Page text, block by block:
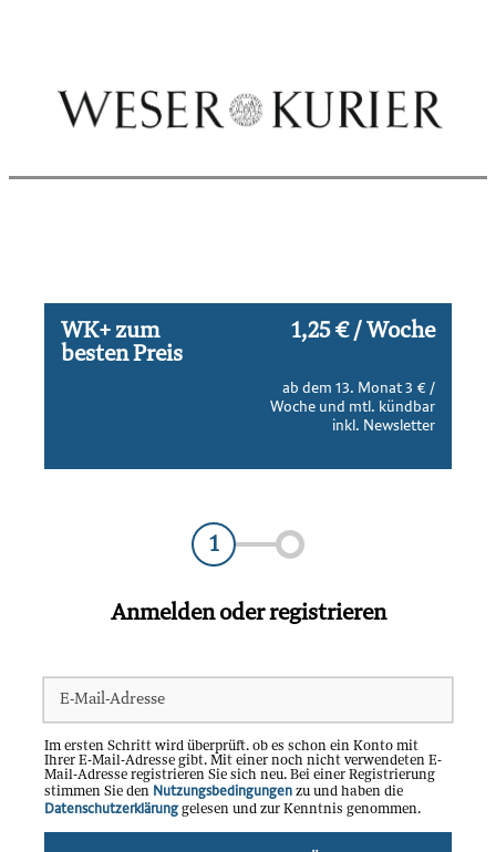
Springe
direkt
Header
1
Anmelden oder registrieren
E-Mail-Adresse
Im ersten Schritt wird überprüft. ob es schon ein Konto mit
Ihrer E-Mail-Adresse gibt. Mit einer noch nicht verwendeten E-
Mail-Adresse registrieren Sie sich neu. Bei einer Registrierung
stimmen Sie den Nutzungsbedingungen zu und haben die
Datenschutzerklärunggelesen und zur Kenntnis genommen.
WK+ zum
besten Preis
1,25 € / Woche
ab dem 13. Monat 3 € /
Woche und mtl. kündbar
inkl. Newsletter